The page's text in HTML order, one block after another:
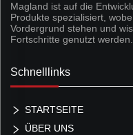
Magland ist auf die
Produkte spezialisiert,
Vordergrund stehen und
Fortschritte genutzt werden.
Schnelllinks
STARTSEITE
ÜBER UNS